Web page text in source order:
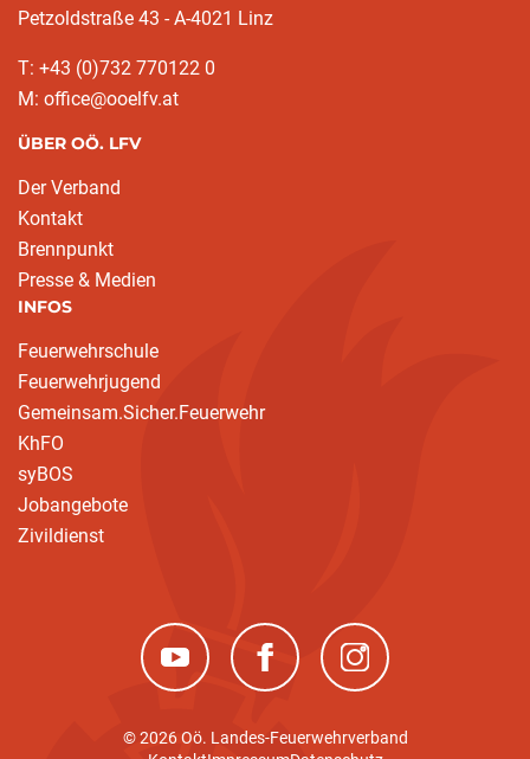
Petzoldstraße 43 - A-4021 Linz
T: +43 (0)732 770122 0
M: office@ooelfv.at
ÜBER OÖ. LFV
Der Verband
Kontakt
Brennpunkt
Presse & Medien
INFOS
Feuerwehrschule
Feuerwehrjugend
Gemeinsam.Sicher.Feuerwehr
KhFO
syBOS
Jobangebote
Zivildienst
(neues Fenster)(neues Fenster)(neues Fenster)
© 2026 Oö. Landes-Feuerwehrverband